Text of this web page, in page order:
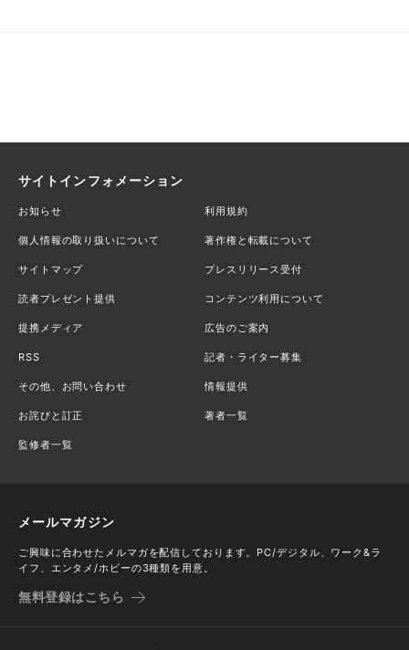
サイトインフォメーション
お知らせ 利用規約
個人情報の取り扱いについて 著作権と転載について
サイトマップ プレスリリース受付
読者プレゼント提供 コンテンツ利用について
提携メディア 広告のご案内
RSS 記者・ライター募集
その他、お問い合わせ 情報提供
お詫びと訂正 著者一覧
監修者一覧
メールマガジン
ご興味に合わせたメルマガを配信しております。PC/デジタル、ワーク&ラ
イフ、エンタメ/ホビーの3種類を用意。
無料登録はこちら